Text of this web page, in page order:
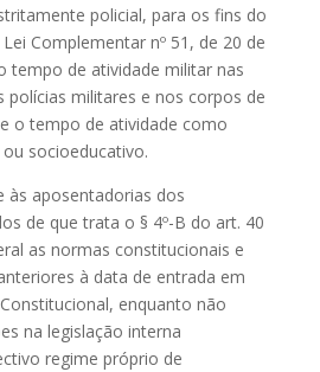
policial, para os fins do
Complementar nº 51, de 20 de
tempo de atividade militar nas
polícias militares e nos corpos de
o tempo de atividade como
socioeducativo.
às aposentadorias dos
de que trata o § 4º-B do art. 40
as normas constitucionais e
à data de entrada em
enquanto não
na legislação interna
regime próprio de